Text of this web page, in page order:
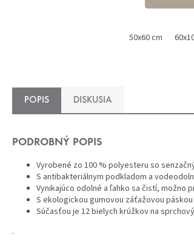
50x60 cm
POPIS DISKUSIA
PODROBNÝ POPIS
Vyrobené zo 100 % polyesteru so
S antibakteriálnym podkladom a
Vynikajúco odolné a ľahko sa čistí, možno
S ekologickou gumovou záťažovou
Súčasťou je 12 bielych krúžkov na
.